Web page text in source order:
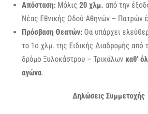
Απόσταση: Μόλις 20 χλμ. από την
Νέας Εθνικής Οδού Αθηνών – Πατρών
Πρόσβαση Θεατών: Θα υπάρχει
το 1ο χλμ. της Ειδικής Διαδρομής από
δρόμο Ξυλοκάστρου – Τρικάλων καθ'
αγώνα.
Δηλώσεις Συμμετοχής